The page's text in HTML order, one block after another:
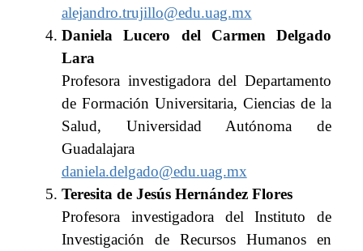
alejandro.trujillo@edu.uag.mx
Daniela Lucero del Carmen Delgado
Lara
Profesora investigadora del Departamento
de Formación Universitaria, Ciencias de la
Salud, Universidad Autónoma de
Guadalajara
daniela.delgado@edu.uag.mx
Teresita de Jesús Hernández Flores
Profesora investigadora del Instituto de
Investigación de Recursos Humanos en